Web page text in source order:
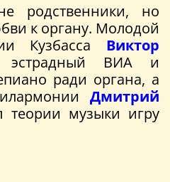
родственники, но
к органу. Молодой
Кузбасса Виктор
эстрадный ВИА и
ради органа, а
Дмитрий
теории музыки игру